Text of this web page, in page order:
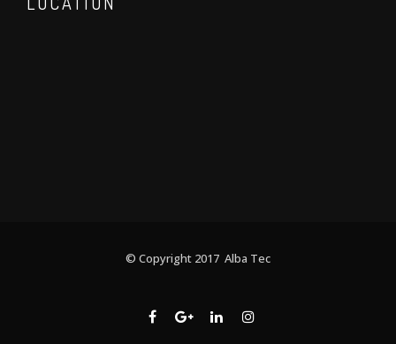
© Copyright 2017 Alba Tec